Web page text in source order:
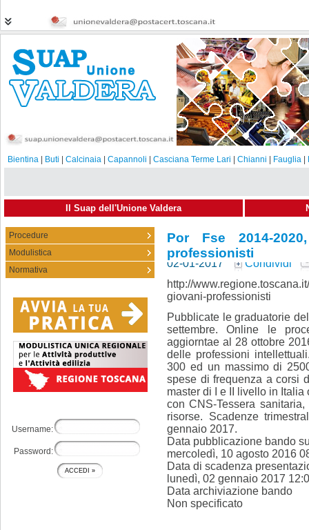
Bientina Buti Calcinaia Capannoli Casciana Terme Lari Chianni Fauglia
Il Suap dell'Unione Valdera
Procedure
Modulistica
Normativa
Username:
Password:
Por Fse 2014-
professionisti
02-01-2017
Condividi
http://
giovani-professionisti
Pubblicate le graduatorie
settembre. Online le
aggiorntae al 28 ottobre
delle professioni
300 ed un massimo di
spese di frequenza a corsi
master di I e II livello in
con CNS-Tessera
risorse. Scadenze
gennaio 2017.
Data pubblicazione bando
mercoledì, 10 agosto 2016
Data di scadenza
lunedì, 02 gennaio 2017
Data archiviazione bando
Non specificato